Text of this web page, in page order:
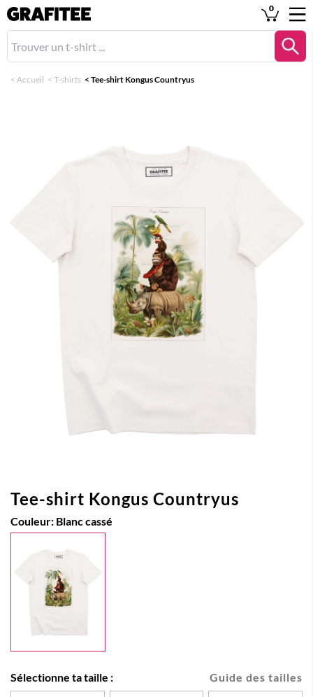
0
< Accueil < T-shirts < Tee-shirt Kongus Countryus
Tee-shirt Kongus Countryus
Couleur: Blanc cassé
Guide des tailles
Sélectionne ta taille :